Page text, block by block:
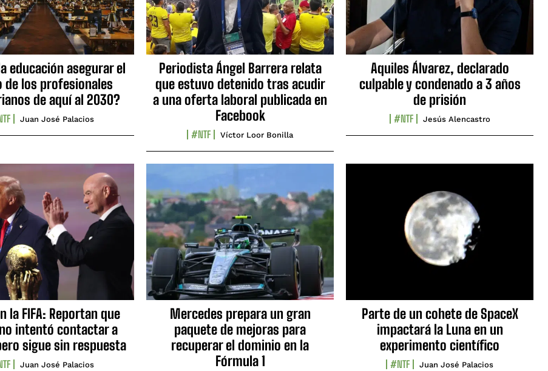
educación asegurar el
los profesionales
de aquí al 2030?
Juan José Palacios
Periodista Ángel Barrera relata
que estuvo detenido tras acudir
a una oferta laboral publicada en
Facebook
#NTF Víctor Loor Bonilla
Aquiles Álvarez, declarado
culpable y condenado a 3 años
de prisión
#NTF Jesús Alencastro
la FIFA: Reportan que
intentó contactar a
sigue sin respuesta
Juan José Palacios
Mercedes prepara un gran
paquete de mejoras para
recuperar el dominio en la
Fórmula 1
Parte de un cohete de SpaceX
impactará la Luna en un
experimento científico
#NTF Juan José Palacios